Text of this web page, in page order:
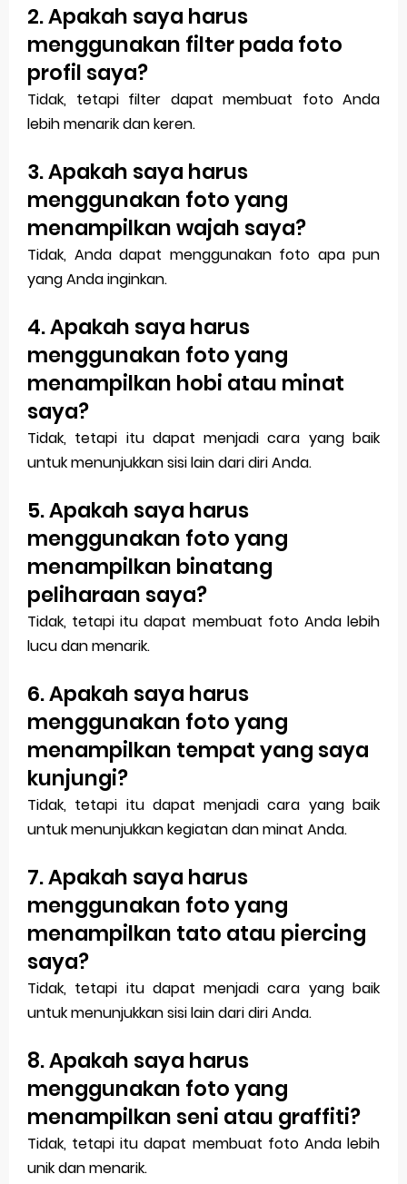
2. Apakah saya harus
menggunakan filter pada foto
profil saya?
Tidak, tetapi filter dapat membuat foto Anda
lebih menarik dan keren.
3. Apakah saya harus
menggunakan foto yang
menampilkan wajah saya?
Tidak, Anda dapat menggunakan foto apa pun
yang Anda inginkan.
4. Apakah saya harus
menggunakan foto yang
menampilkan hobi atau minat
saya?
Tidak, tetapi itu dapat menjadi cara yang baik
untuk menunjukkan sisi lain dari diri Anda.
5. Apakah saya harus
menggunakan foto yang
menampilkan binatang
peliharaan saya?
Tidak, tetapi itu dapat membuat foto Anda lebih
lucu dan menarik.
6. Apakah saya harus
menggunakan foto yang
menampilkan tempat yang saya
kunjungi?
Tidak, tetapi itu dapat menjadi cara yang baik
untuk menunjukkan kegiatan dan minat Anda.
7. Apakah saya harus
menggunakan foto yang
menampilkan tato atau piercing
saya?
Tidak, tetapi itu dapat menjadi cara yang baik
untuk menunjukkan sisi lain dari diri Anda.
8. Apakah saya harus
menggunakan foto yang
menampilkan seni atau graffiti?
Tidak, tetapi itu dapat membuat foto Anda lebih
unik dan menarik.